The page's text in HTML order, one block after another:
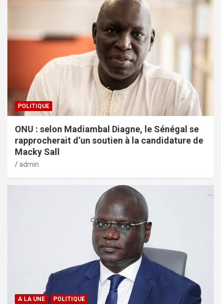
POLITIQUE
ONU : selon Madiambal Diagne, le Sénégal se
rapprocherait d’un soutien à la candidature de
Macky Sall
admin
A LA UNE POLITIQUE